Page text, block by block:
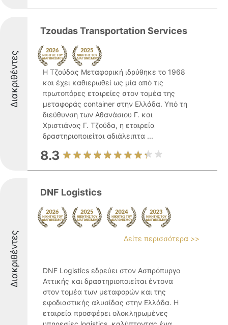
Διακριθέντες
Tzoudas Transportation Services
Η Τζούδας Μεταφορική ιδρύθηκε το 1968
και έχει καθιερωθεί ως μία από τις
πρωτοπόρες εταιρείες στον τομέα της
μεταφοράς container στην Ελλάδα. Υπό τη
διεύθυνση των Αθανάσιου Γ. και
Χριστιάνας Γ. Τζούδα, η εταιρεία
δραστηριοποιείται αδιάλειπτα ...
8.3
Διακριθέντες
DNF Logistics
Δείτε περισσότερα >>
DNF Logistics εδρεύει στον Ασπρόπυργο
Αττικής και δραστηριοποιείται έντονα
στον τομέα των μεταφορών και της
εφοδιαστικής αλυσίδας στην Ελλάδα. Η
εταιρεία προσφέρει ολοκληρωμένες